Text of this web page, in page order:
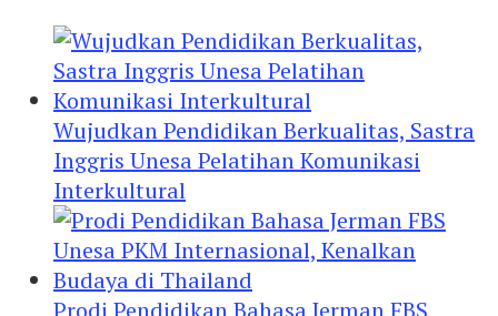
Wujudkan Pendidikan Berkualitas, Sastra
Inggris Unesa Pelatihan Komunikasi
Interkultural
Prodi Pendidikan Bahasa Jerman FBS